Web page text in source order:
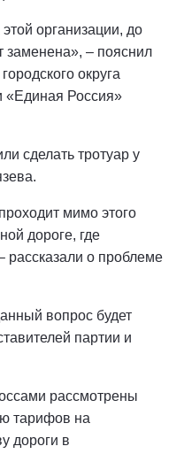
организации, до
заменена», – пояснил
округа
«Единая Россия»
сделать тротуар у
мимо этого
дороге, где
о проблеме
вопрос будет
партии и
рассмотрены
тарифов на
дороги в